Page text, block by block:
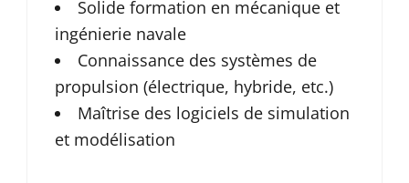
Solide formation en mécanique et
ingénierie navale
Connaissance des systèmes de
propulsion (électrique, hybride, etc.)
Maîtrise des logiciels de simulation
et modélisation